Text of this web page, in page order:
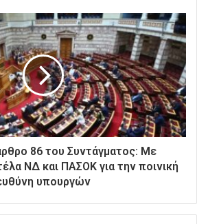
86 του Συντάγματος: Με
ΝΔ και ΠΑΣΟΚ για την ποινική
υπουργών